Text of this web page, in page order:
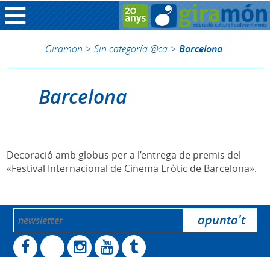
Giramon > Sin categoría @ca > Barcelona
Barcelona
Decoració amb globus per a l’entrega de premis del
«Festival Internacional de Cinema Eròtic de Barcelona».